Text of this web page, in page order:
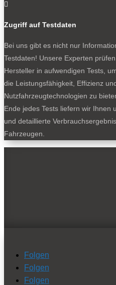

Zugriff auf Testdaten
Bei uns gibt es nicht nur
Testdaten! Unsere Experten
Hersteller in aufwendigen Tests,
die Leistungsfähigkeit, Effizienz
Nutzfahrzeugtechnologien zu
Ende jedes Tests liefern wir Ihnen
und detaillierte
Fahrzeugen.
Folgen
Folgen
Folgen